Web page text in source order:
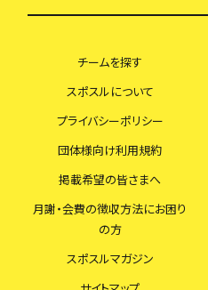
チームを探す
スポスルについて
プライバシーポリシー
団体様向け利用規約
掲載希望の皆さまへ
月謝・会費の徴収方法にお困り
の方
スポスルマガジン